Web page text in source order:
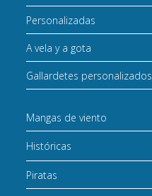
Personalizadas
A vela y a gota
Gallardetes personalizados
Mangas de viento
Históricas
Piratas